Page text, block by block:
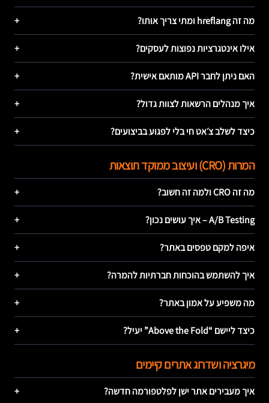
מה זה hreflang ומתי צריך אותו? +
אילו אינטגרציות נפוצות לעסקים? +
האם ניתן לחבר API מותאם אישית? +
איך מנהלים הרשאות לצוות גדול? +
כיצד לשלב צ׳אט חי בלי לפגוע בביצועים? +
המרות (CRO) ועיצוב ממוקד תוצאות
מה זה CRO ולמה זה חשוב? +
A/B Testing – איך עושים נכון? +
איפה למקם טפסים באתר? +
איך להשתמש בהוכחות חברתיות להמרה? +
מה משפיע על אמון באתר? +
כיצד ליישם “Above the Fold” יעיל? +
מיגרציה ושדרוג אתרים קיימים
איך מעבירים אתר ישן לפלטפורמה חדשה? +